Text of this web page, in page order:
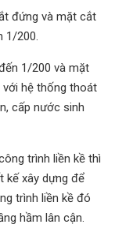
đứng và mặt cắt
1/200.
1/200 và mặt
hệ thống thoát
cấp nước sinh
trình liền kề thì
kế xây dựng để
trình liền kề đó
hầm lân cận.